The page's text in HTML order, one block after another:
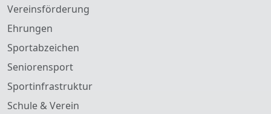
Vereinsförderung
Ehrungen
Sportabzeichen
Seniorensport
Sportinfrastruktur
Schule & Verein